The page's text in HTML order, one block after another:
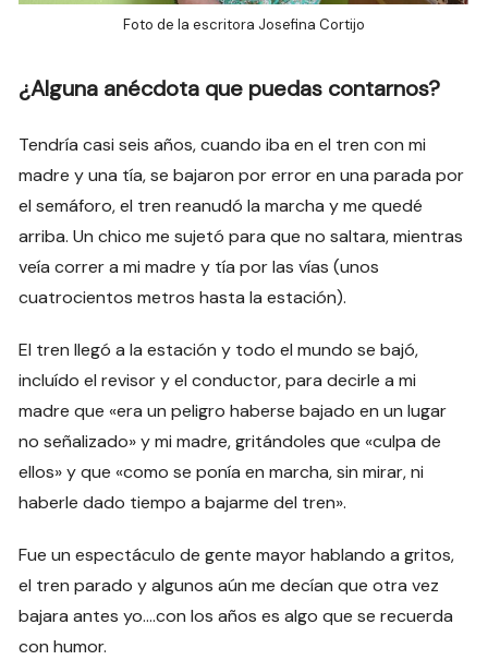
Foto de la escritora Josefina Cortijo
¿Alguna anécdota que puedas contarnos?
Tendría casi seis años, cuando iba en el tren con mi
madre y una tía, se bajaron por error en una parada por
el semáforo, el tren reanudó la marcha y me quedé
arriba. Un chico me sujetó para que no saltara, mientras
veía correr a mi madre y tía por las vías (unos
cuatrocientos metros hasta la estación).
El tren llegó a la estación y todo el mundo se bajó,
incluído el revisor y el conductor, para decirle a mi
madre que «era un peligro haberse bajado en un lugar
no señalizado» y mi madre, gritándoles que «culpa de
ellos» y que «como se ponía en marcha, sin mirar, ni
haberle dado tiempo a bajarme del tren».
Fue un espectáculo de gente mayor hablando a gritos,
el tren parado y algunos aún me decían que otra vez
bajara antes yo….con los años es algo que se recuerda
con humor.